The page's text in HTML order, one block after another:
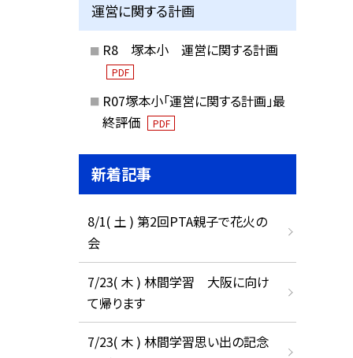
運営に関する計画
R8 塚本小 運営に関する計画
PDF
R07塚本小「運営に関する計画」最
終評価
PDF
新着記事
8/1( 土 ) 第2回PTA親子で花火の
会
7/23( 木 ) 林間学習 大阪に向け
て帰ります
7/23( 木 ) 林間学習思い出の記念